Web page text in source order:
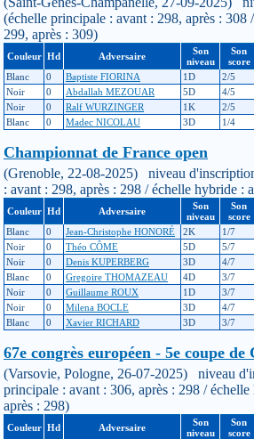
(échelle principale : avant : 298, après : 308
299, après : 309)
Couleur Hd Adversaire
Son
niveau
Son
score
Blanc
0 Baptiste FIORINA 1D 2/5
Noir
0 Abdallah MEZOUAR 5D 4/5
Noir
0 Ralf WURZINGER 1K 2/5
Blanc
0 Madec NICOLAU 3D 1/4
Championnat de France open
(Grenoble, 22-08-2025) niveau
: avant : 298, après : 298 / échelle hybride :
Couleur Hd Adversaire
Son
niveau
Son
score
Blanc
0 Jean-Christophe HONORÉ 2K 1/7
Noir
0 Théo CÔME 5D 5/7
Noir
0 Denis KUPERBERG 3D 4/7
Blanc
0 Gregoire THOMAZEAU 4D 3/7
Noir
0 Guillaume ROUX 1D 3/7
Noir
0 Milena BOCLE 3D 4/7
Blanc
0 Xavier RICHARD 3D 3/7
67e congrès européen - 5e coupe de
(Varsovie, Pologne, 26-07-2025) niveau
principale : avant : 306, après : 298 /
après : 298)
Couleur Hd Adversaire
Son
niveau
Son
score